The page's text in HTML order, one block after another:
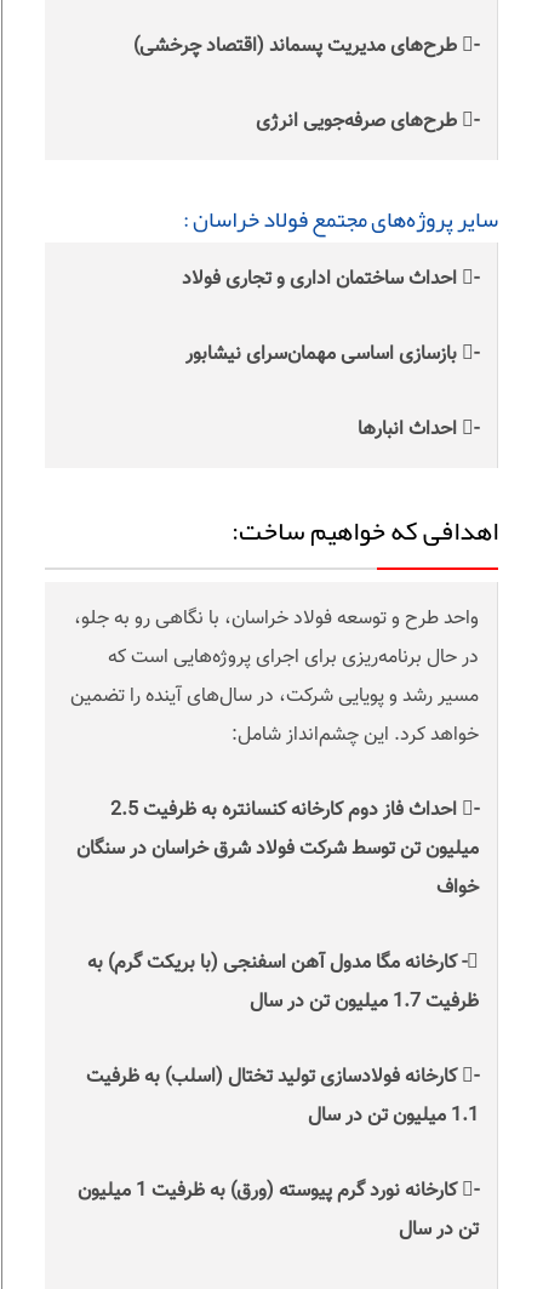
- طرح‌های مدیریت پسماند (اقتصاد چرخشی)
- طرح‌های صرفه‌جویی انرژی
سایر پروژه‌های مجتمع فولاد خراسان :
- احداث ساختمان اداری و تجاری فولاد
- بازسازی اساسی مهمان‌سرای نیشابور
- احداث انبار‌ها
اهدافی که خواهیم ساخت:
واحد طرح و توسعه فولاد خراسان، با نگاهی رو به جلو،
در حال برنامه‌ریزی برای اجرای پروژه‌هایی است که
مسیر رشد و پویایی شرکت، در سال‌های آینده را تضمین
خواهد کرد. این چشم‌انداز شامل:
- احداث فاز دوم کارخانه کنسانتره به ظرفیت 2.5
میلیون تن توسط شرکت فولاد شرق خراسان در سنگان
خواف
- کارخانه مگا مدول آهن اسفنجی (با بریکت گرم) به
ظرفیت 1.7 میلیون تن در سال
- کارخانه فولادسازی تولید تختال (اسلب) به ظرفیت
1.1 میلیون تن در سال
- کارخانه نورد گرم پیوسته (ورق) به ظرفیت 1 میلیون
تن در سال